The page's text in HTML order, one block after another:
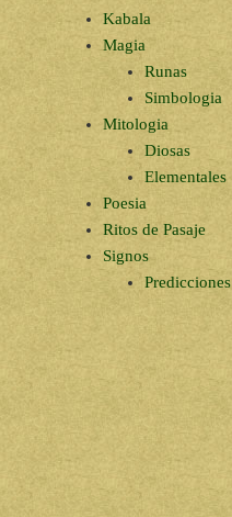
Kabala
Magia
Runas
Simbologia
Mitologia
Diosas
Elementales
Poesia
Ritos de Pasaje
Signos
Predicciones